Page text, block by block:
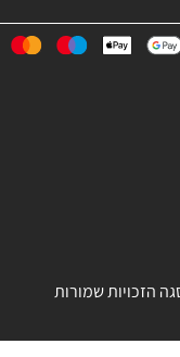
הזכויות שמורות